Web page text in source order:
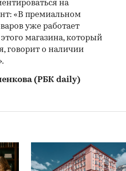
на
«В премиальном
уже работает
магазина, который
говорит о наличии
(РБК daily)